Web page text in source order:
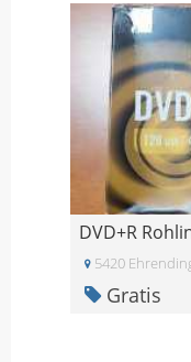
DVD+R
5420
Gratis